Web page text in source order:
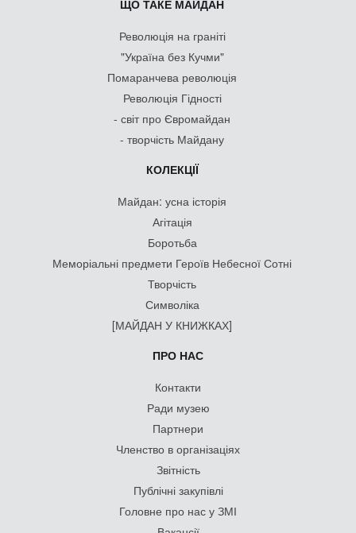
ЩО ТАКЕ МАЙДАН
Революція на граніті
"Україна без Кучми"
Помаранчева революція
Революція Гідності
- світ про Євромайдан
- творчість Майдану
КОЛЕКЦІЇ
Майдан: усна історія
Агітація
Боротьба
Меморіальні предмети Героїв Небесної Сотні
Творчість
Символіка
[МАЙДАН У КНИЖКАХ]
ПРО НАС
Контакти
Ради музею
Партнери
Членство в організаціях
Звітність
Публічні закупівлі
Головне про нас у ЗМІ